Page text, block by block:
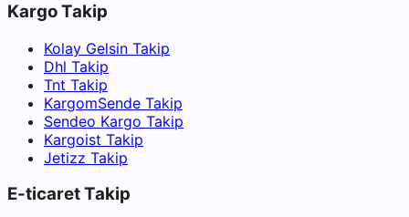
Kargo Takip
Kolay Gelsin Takip
Dhl Takip
Tnt Takip
KargomSende Takip
Sendeo Kargo Takip
Kargoist Takip
Jetizz Takip
E-ticaret Takip